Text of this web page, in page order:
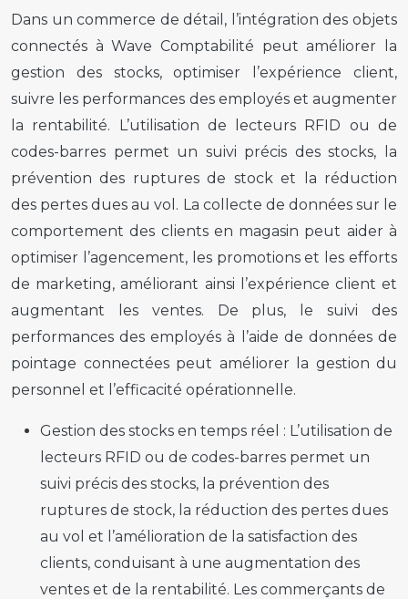
Dans un commerce de détail, l’intégration des objets
connectés à Wave Comptabilité peut améliorer la
gestion des stocks, optimiser l’expérience client,
suivre les performances des employés et augmenter
la rentabilité. L’utilisation de lecteurs RFID ou de
codes-barres permet un suivi précis des stocks, la
prévention des ruptures de stock et la réduction
des pertes dues au vol. La collecte de données sur le
comportement des clients en magasin peut aider à
optimiser l’agencement, les promotions et les efforts
de marketing, améliorant ainsi l’expérience client et
augmentant les ventes. De plus, le suivi des
performances des employés à l’aide de données de
pointage connectées peut améliorer la gestion du
personnel et l’efficacité opérationnelle.
Gestion des stocks en temps réel : L’utilisation de
lecteurs RFID ou de codes-barres permet un
suivi précis des stocks, la prévention des
ruptures de stock, la réduction des pertes dues
au vol et l’amélioration de la satisfaction des
clients, conduisant à une augmentation des
ventes et de la rentabilité. Les commerçants de